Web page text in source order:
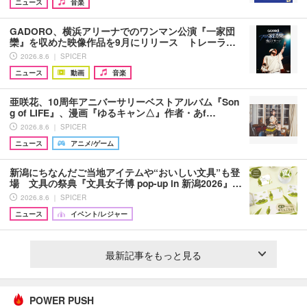
ニュース 音楽
GADORO、横浜アリーナでのワンマン公演『一家団
欒』を収めた映像作品を9月にリリース トレーラ…
2026.8.6 ｜ SPICER
ニュース
動画 音楽
亜咲花、10周年アニバーサリーベストアルバム『Son
g of LIFE』、漫画『ゆるキャン△』作者・あf…
2026.8.6 ｜ SPICER
ニュース
アニメ/ゲーム
新潟にちなんだご当地アイテムや“おいしい文具”も登
場 文具の祭典『文具女子博 pop-up in 新潟2026』…
2026.8.6 ｜ SPICER
ニュース
イベント/レジャー
最新記事をもっと見る
POWER PUSH